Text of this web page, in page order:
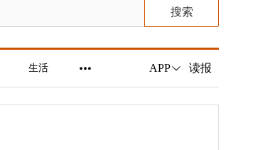
搜索
生活 APP 读报